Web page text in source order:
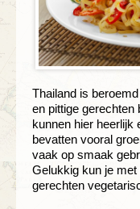
Thailand is
en pittige gerechten
kunnen hier heerlijk
bevatten vooral
vaak op smaak
Gelukkig kun je
gerechten